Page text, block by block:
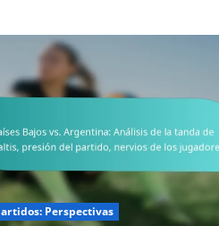
Perspectivas